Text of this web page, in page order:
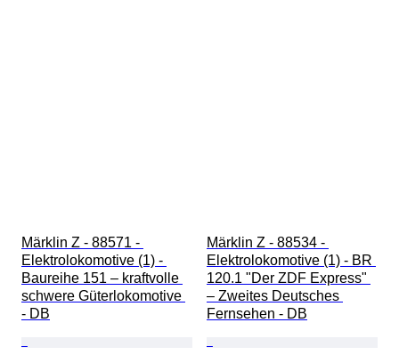
Märklin Z - 88571 -
Elektrolokomotive (1) -
Baureihe 151 – kraftvolle
schwere Güterlokomotive
- DB
Märklin Z - 88534 -
Elektrolokomotive (1) - BR
120.1 "Der ZDF Express"
– Zweites Deutsches
Fernsehen - DB